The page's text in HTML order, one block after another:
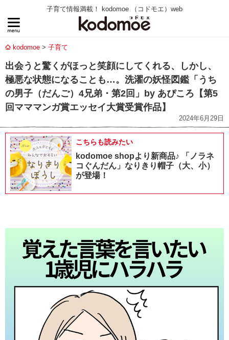
子育て情報満載！ kodomoe （コドモエ）web
kodomoe 子育て
出会うと驚くがほっと笑顔にしてくれる、しかし、
極悪な状態になることも…。洗濯の妖怪図鑑「うち
の男子（だんご）4兄弟・第2回」by あぴころ【第5
回マママンガ賞エッセイ大賞受賞作品】
2024年6月29日
こちらも読みたい
kodomoe shopより新商品♪ 「ノラネ
コぐんだん」なりきり帽子（大、小）
が登場！